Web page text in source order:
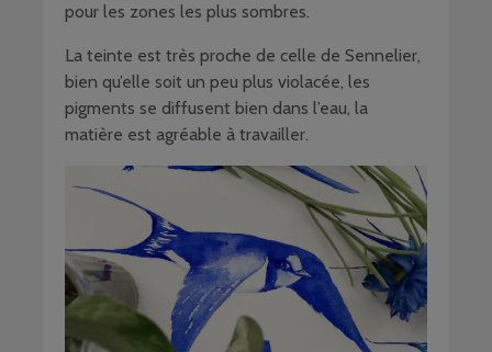
pour les zones les plus sombres.
La teinte est très proche de celle de Sennelier,
bien qu’elle soit un peu plus violacée, les
pigments se diffusent bien dans l’eau, la
matière est agréable à travailler.